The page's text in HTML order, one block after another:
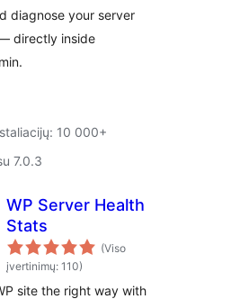
diagnose your server
directly inside
10 000+
7.0.3
WP Server Health
Stats
(Viso
įvertinimų: 110)
site the right way with